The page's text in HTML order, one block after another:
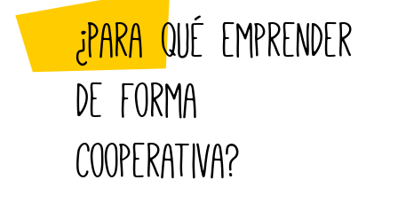
¿Para qué emprender
de forma
cooperativa?